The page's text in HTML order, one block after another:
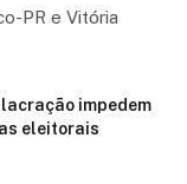
PR e Vitória
impedem
eleitorais